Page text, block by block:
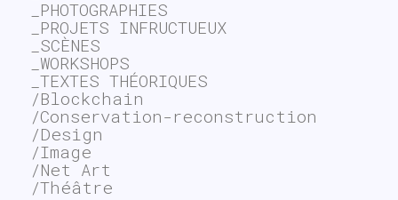
_PHOTOGRAPHIES
_PROJETS INFRUCTUEUX
_SCÈNES
_WORKSHOPS
_TEXTES THÉORIQUES
/Blockchain
/Conservation-reconstruction
/Design
/Image
/Net Art
/Théâtre